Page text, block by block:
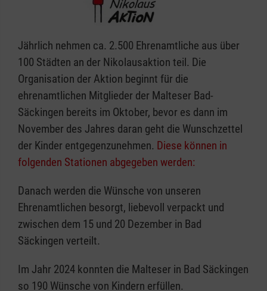
Jährlich nehmen ca. 2.500 Ehrenamtliche aus über
100 Städten an der Nikolausaktion teil. Die
Organisation der Aktion beginnt für die
ehrenamtlichen Mitglieder der Malteser Bad-
Säckingen bereits im Oktober, bevor es dann im
November des Jahres daran geht die Wunschzettel
der Kinder entgegenzunehmen. Diese können in
folgenden Stationen abgegeben werden:
Danach werden die Wünsche von unseren
Ehrenamtlichen besorgt, liebevoll verpackt und
zwischen dem 15 und 20 Dezember in Bad
Säckingen verteilt.
Im Jahr 2024 konnten die Malteser in Bad Säckingen
so 190 Wünsche von Kindern erfüllen.